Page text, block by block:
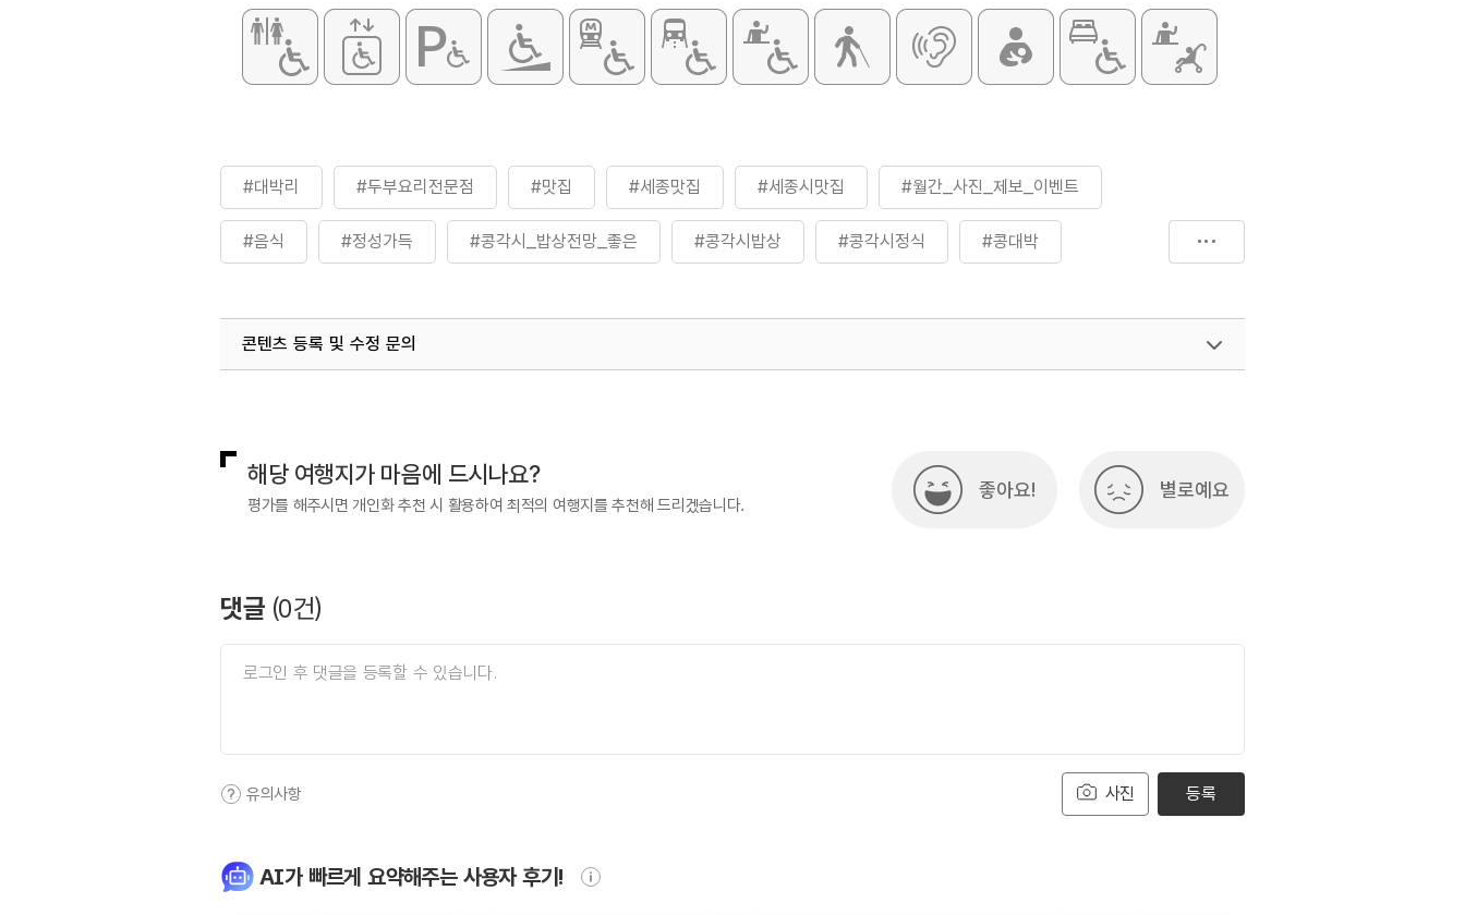
#대박리 #두부요리전문점 #맛집 #세종맛집 #세종시맛집 #월간_사진_제보_이벤트
#음식 #정성가득 #콩각시_밥상전망_좋은 #콩각시밥상 #콩각시정식 #콩대박
콘텐츠 등록 및 수정 문의
해당 여행지가 마음에 드시나요?
평가를 해주시면 개인화 추천 시 활용하여 최적의 여행지를 추천해 드리겠습니다.
좋아요! 별로예요
댓글 (0건)
사진
유의사항 등록
AI가 빠르게 요약해주는 사용자 후기!